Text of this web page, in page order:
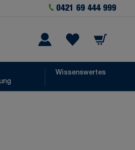
0421 69 444 999
Warenkorb
Wissenswertes